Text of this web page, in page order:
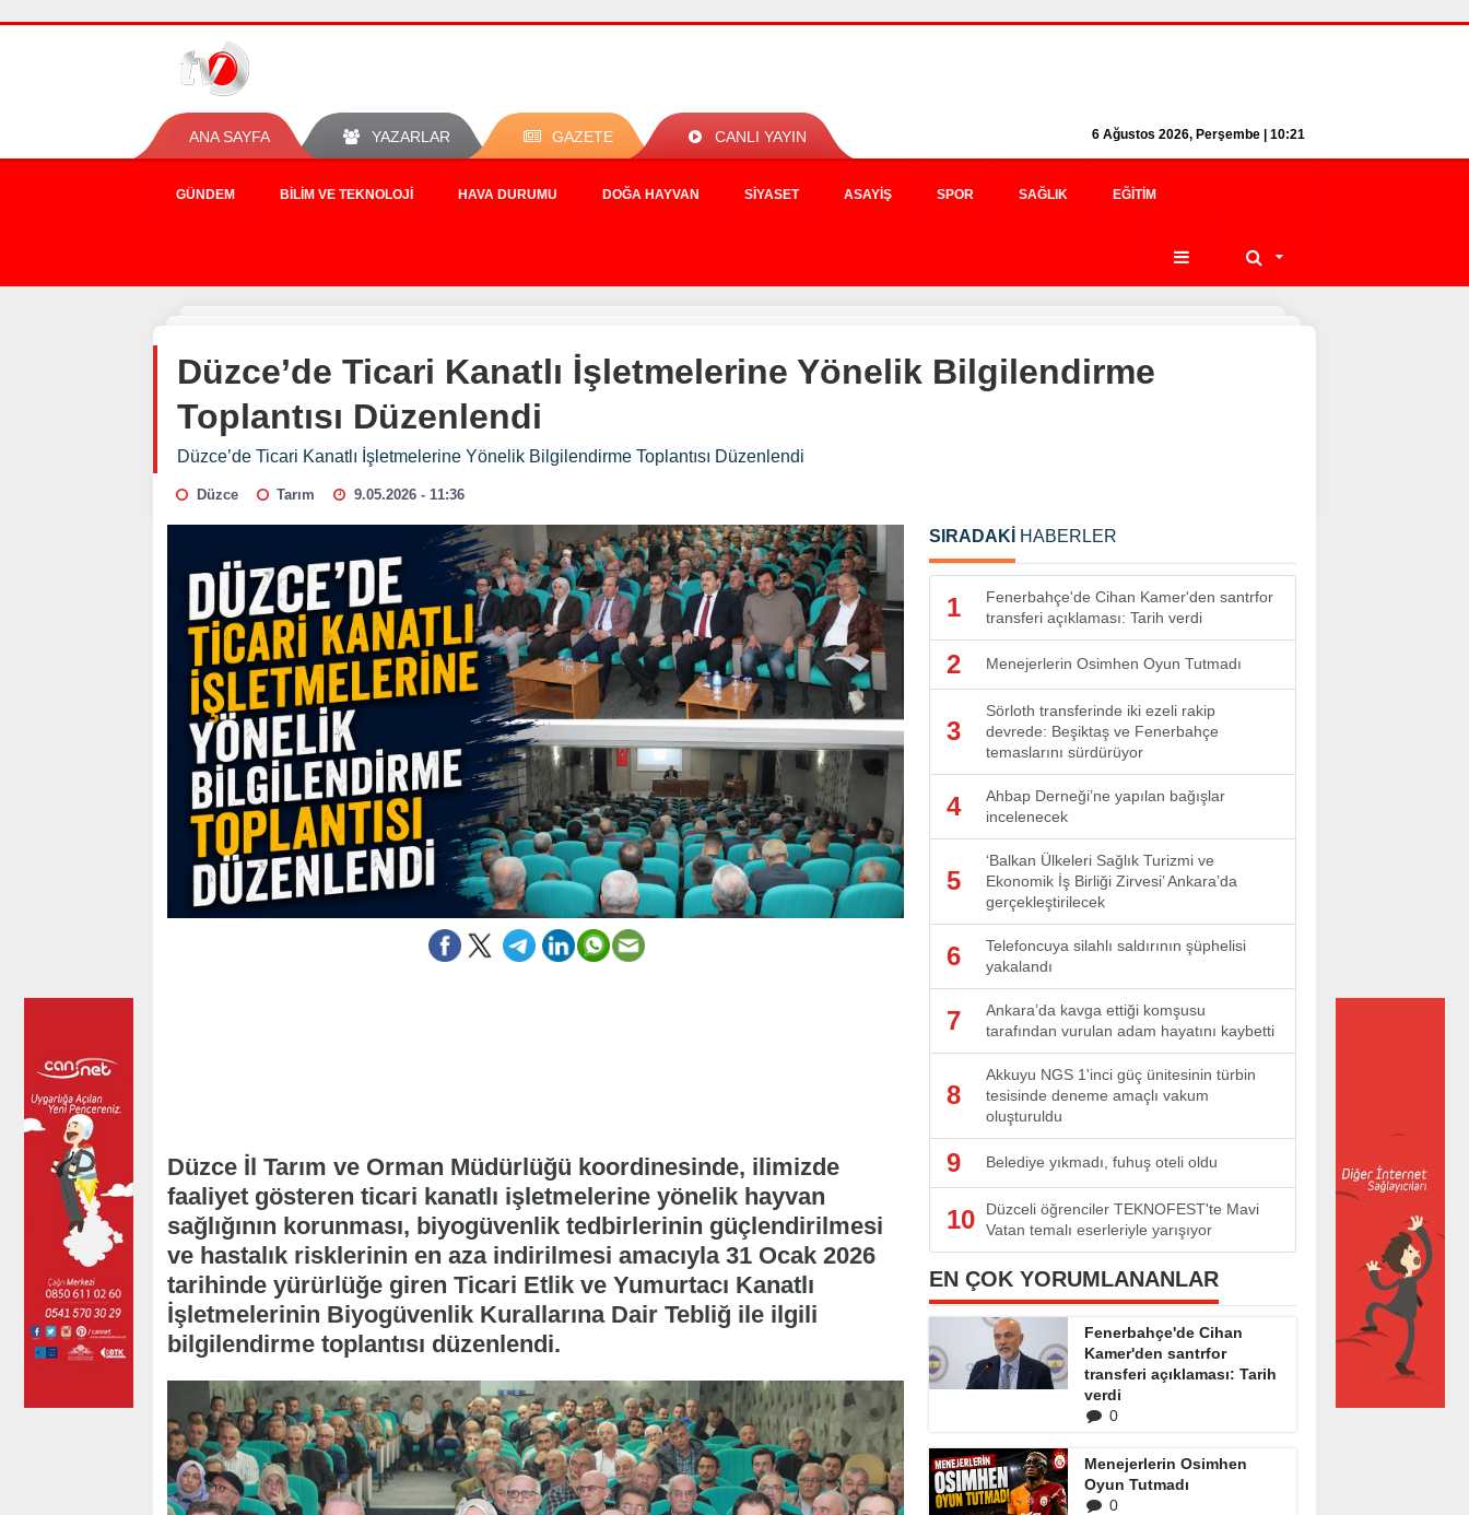
ANA SAYFA YAZARLAR GAZETE CANLI YAYIN 6 Ağustos 2026, Perşembe | 10:21
GÜNDEM BILIM VE TEKNOLOJI HAVA DURUMU DOĞA HAYVAN SIYASET ASAYIŞ SPOR SAĞLIK EĞITIM
Düzce’de Ticari Kanatlı İşletmelerine Yönelik Bilgilendirme
Toplantısı Düzenlendi
Düzce’de Ticari Kanatlı İşletmelerine Yönelik Bilgilendirme Toplantısı Düzenlendi
Düzce Tarım 9.05.2026 - 11:36
Düzce İl Tarım ve Orman Müdürlüğü koordinesinde, ilimizde
faaliyet gösteren ticari kanatlı işletmelerine yönelik hayvan
sağlığının korunması, biyogüvenlik tedbirlerinin güçlendirilmesi
ve hastalık risklerinin en aza indirilmesi amacıyla 31 Ocak 2026
tarihinde yürürlüğe giren Ticari Etlik ve Yumurtacı Kanatlı
İşletmelerinin Biyogüvenlik Kurallarına Dair Tebliğ ile ilgili
bilgilendirme toplantısı düzenlendi.
SIRADAKİ HABERLER
1
Fenerbahçe'de Cihan Kamer'den santrfor
transferi açıklaması: Tarih verdi
2 Menejerlerin Osimhen Oyun Tutmadı
3
Sörloth transferinde iki ezeli rakip
devrede: Beşiktaş ve Fenerbahçe
temaslarını sürdürüyor
4
Ahbap Derneği’ne yapılan bağışlar
incelenecek
5
‘Balkan Ülkeleri Sağlık Turizmi ve
Ekonomik İş Birliği Zirvesi’ Ankara’da
gerçekleştirilecek
6
Telefoncuya silahlı saldırının şüphelisi
yakalandı
7
Ankara’da kavga ettiği komşusu
tarafından vurulan adam hayatını kaybetti
8
Akkuyu NGS 1'inci güç ünitesinin türbin
tesisinde deneme amaçlı vakum
oluşturuldu
9 Belediye yıkmadı, fuhuş oteli oldu
10
Düzceli öğrenciler TEKNOFEST'te Mavi
Vatan temalı eserleriyle yarışıyor
EN ÇOK YORUMLANANLAR
Fenerbahçe'de Cihan
Kamer'den santrfor
transferi açıklaması: Tarih
verdi
0
Menejerlerin Osimhen
Oyun Tutmadı
0